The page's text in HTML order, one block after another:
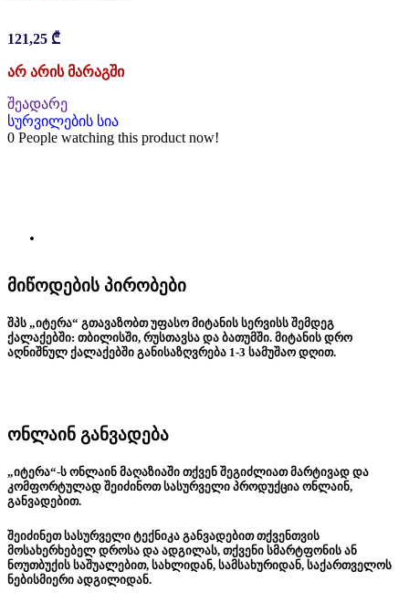
121,25 ₾
არ არის მარაგში
შეადარე
სურვილების სია
0 People watching this product now!
მიწოდების პირობები
შპს „იტერა“ გთავაზობთ უფასო მიტანის სერვისს შემდეგ
ქალაქებში: თბილისში, რუსთავსა და ბათუმში. მიტანის დრო
აღნიშნულ ქალაქებში განისაზღვრება 1-3 სამუშაო დღით.
ონლაინ განვადება
„იტერა“-ს ონლაინ მაღაზიაში თქვენ შეგიძლიათ მარტივად და
კომფორტულად შეიძინოთ სასურველი პროდუქცია ონლაინ,
განვადებით.
შეიძინეთ სასურველი ტექნიკა განვადებით თქვენთვის
მოსახერხებელ დროსა და ადგილას, თქვენი სმარტფონის ან
ნოუთბუქის საშუალებით, სახლიდან, სამსახურიდან, საქართველოს
ნებისმიერი ადგილიდან.